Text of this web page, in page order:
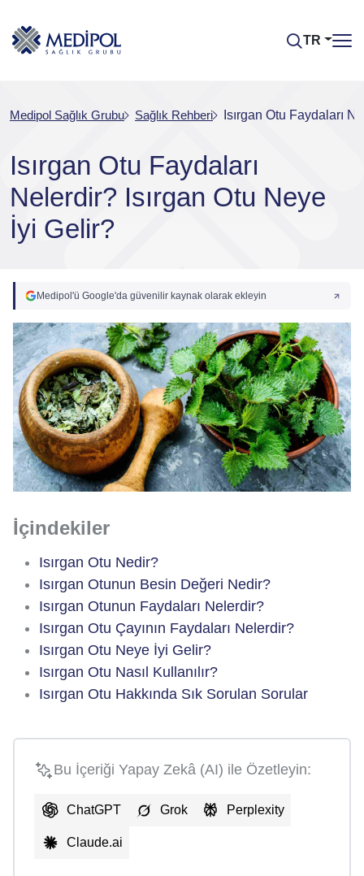
TR
Medipol Sağlık Grubu Sağlık Rehberi Isırgan Otu Faydaları
Isırgan Otu Faydaları
Nelerdir? Isırgan Otu Neye
İyi Gelir?
Medipol'ü Google'da güvenilir kaynak olarak ekleyin
İçindekiler
Isırgan Otu Nedir?
Isırgan Otunun Besin Değeri Nedir?
Isırgan Otunun Faydaları Nelerdir?
Isırgan Otu Çayının Faydaları Nelerdir?
Isırgan Otu Neye İyi Gelir?
Isırgan Otu Nasıl Kullanılır?
Isırgan Otu Hakkında Sık Sorulan Sorular
Bu İçeriği Yapay Zekâ (AI) ile Özetleyin:
ChatGPT Grok Perplexity
Claude.ai